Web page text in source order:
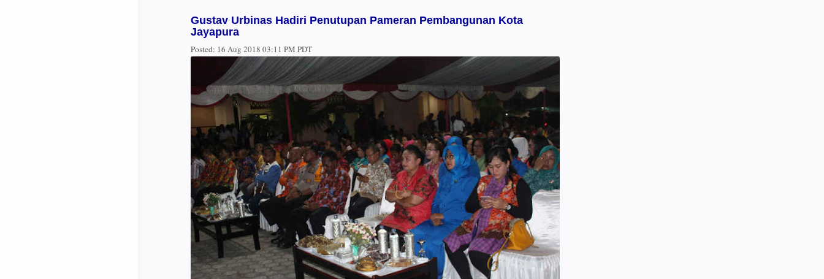
Gustav Urbinas Hadiri Penutupan Pameran Pembangunan Kota
Jayapura
Posted: 16 Aug 2018 03:11 PM PDT